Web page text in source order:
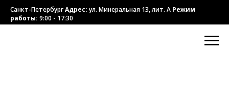
Санкт-ПетербургАдрес:ул. Минеральная 13, лит. А Режим
работы: 9:00 - 17:30